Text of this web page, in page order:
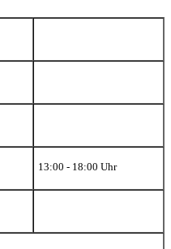
13:00 - 18:00 Uhr